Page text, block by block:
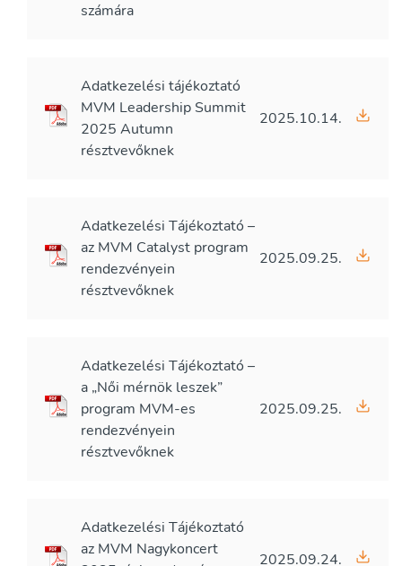
számára
Adatkezelési tájékoztató
MVM Leadership Summit
2025 Autumn
résztvevőknek
2025.10.14.
Adatkezelési Tájékoztató –
az MVM Catalyst program
rendezvényein
résztvevőknek
2025.09.25.
Adatkezelési Tájékoztató –
a „Női mérnök leszek”
program MVM-es
rendezvényein
résztvevőknek
2025.09.25.
Adatkezelési Tájékoztató
az MVM Nagykoncert
2025.09.24.